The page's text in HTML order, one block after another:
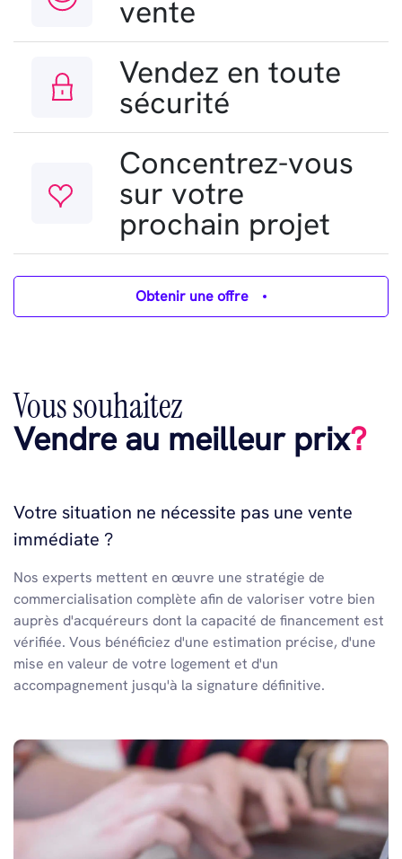
vente
Vendez en toute
sécurité
Concentrez-vous
sur votre
prochain projet
Obtenir une offre
Vous souhaitez
Vendre au meilleur prix?
Votre situation ne nécessite pas une vente
immédiate ?
Nos experts mettent en œuvre une stratégie de
commercialisation complète afin de valoriser votre bien
auprès d'acquéreurs dont la capacité de financement est
vérifiée. Vous bénéficiez d'une estimation précise, d'une
mise en valeur de votre logement et d'un
accompagnement jusqu'à la signature définitive.